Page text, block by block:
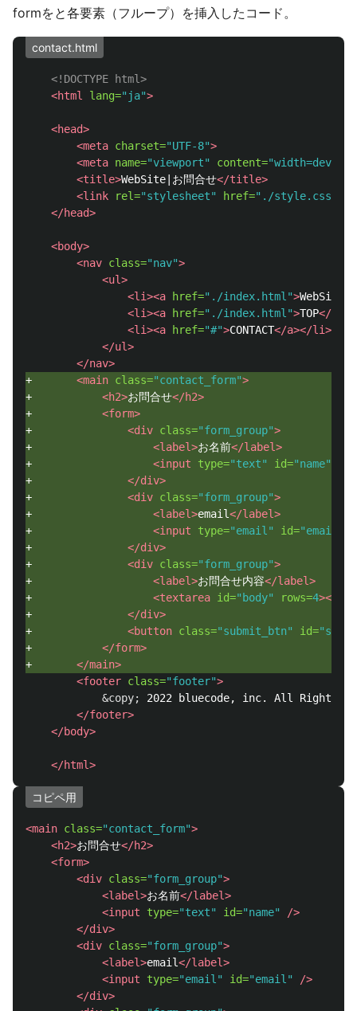
formをと各要素（フループ）を挿入したコード。
contact.html
<!DOCTYPE html>
<html
lang="ja">
<head>
<meta charset="UTF-8">
<meta name="viewport" content=
<title>WebSite|お問合せ</title>
<link
rel="stylesheet" href="./style.css"
</head>
<body>
<nav class="nav">
<ul>
<li><a
href="./index.html">WebSite
<li><a
href="./index.html">TOP</
<li><a
href="#">CONTACT</a></li>
</ul>
</nav>
+ <main class="contact_form">
+ <h2>お問合せ</h2>
+ <form>
+ <div class="form_group">
+ <label>お名前</label>
+ <input type="text" id="name"
+ </div>
+ <div class="form_group">
+ <label>email</label>
+ <input type="email" id="email"
+ </div>
+ <div class="form_group">
+ <label>お問合せ内容</label>
+ <textarea id="body" rows=4></
+ </div>
+ <button class="submit_btn" id=
+ </form>
+ </main>
<footer class="footer">
&copy;
2022 bluecode, inc. All Rights
</footer>
</body>
</html>
コピペ用
<main class="contact_form">
<h2>お問合せ</h2>
<form>
<div class="form_group">
<label>お名前</label>
<input
type="text" id="name"
/>
</div>
<div class="form_group">
<label>email</label>
<input
type="email" id="email"
/>
</div>